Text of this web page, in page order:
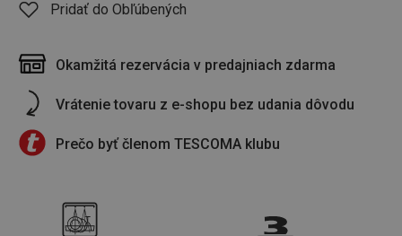
Pridať do Obľúbených
Okamžitá rezervácia v predajniach zdarma
Vrátenie tovaru z e-shopu bez udania dôvodu
Prečo byť členom TESCOMA klubu